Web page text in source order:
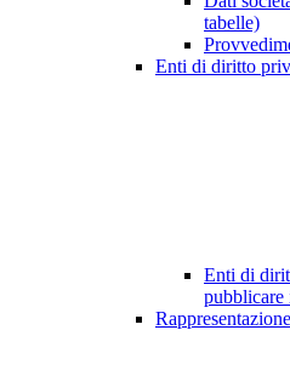
tabelle)
Enti di diritto
Enti di
pubblicare